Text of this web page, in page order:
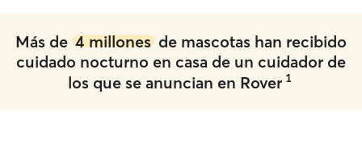
Más de 4 millones de mascotas han recibido
cuidado nocturno en casa de un cuidador de
los que se anuncian en Rover 1